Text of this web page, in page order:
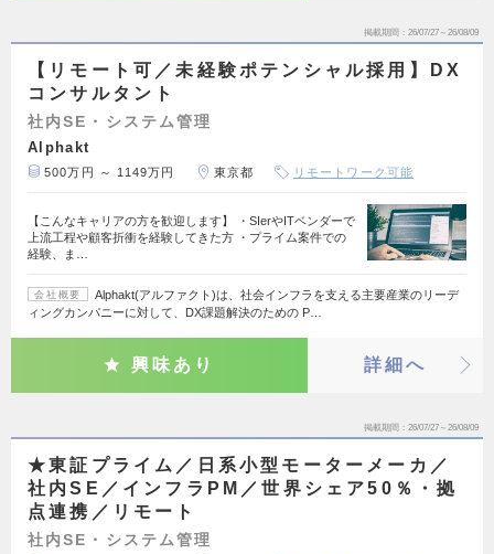
掲載期間 26/07/27～26/08/09
【リモート可／未経験ポテンシャル採用】DX
コンサルタント
社内SE・システム管理
Alphakt
500万円 ～ 1149万円 東京都 リモートワーク可能
【こんなキャリアの方を歓迎します】 ・SIerやITベンダーで
上流工程や顧客折衝を経験してきた方 ・プライム案件での
経験、ま…
会社概要
Alphakt(アルファクト)は、社会インフラを支える主要産業のリーデ
ィングカンパニーに対して、DX課題解決のための P…
興味あり 詳細へ
掲載期間 26/07/27～26/08/09
★東証プライム／日系小型モーターメーカ／
社内SE／インフラPM／世界シェア50％・拠
点連携／リモート
社内SE・システム管理